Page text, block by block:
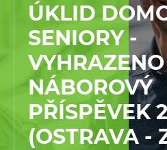
ÚKLID
SENIORY -
NÁBOROVÝ
PŘÍSPĚVEK
(OSTRAVA -